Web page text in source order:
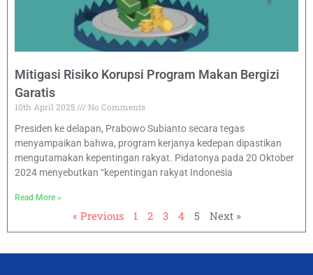
Mitigasi Risiko Korupsi Program Makan Bergizi
Garatis
10th April 2025
No Comments
Presiden ke delapan, Prabowo Subianto secara tegas
menyampaikan bahwa, program kerjanya kedepan dipastikan
mengutamakan kepentingan rakyat. Pidatonya pada 20 Oktober
2024 menyebutkan “kepentingan rakyat Indonesia
Read More »
« Previous 1 2 3 4 5 Next »